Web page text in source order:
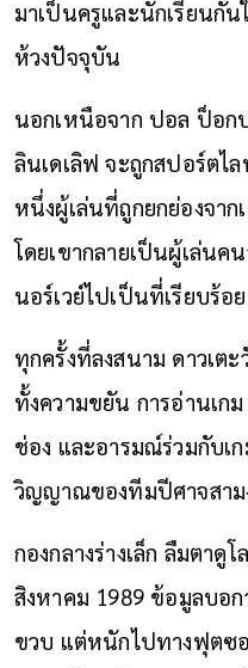
มาเป็นครูและนักเรียนกั
ห้วงปัจจุบัน
นอกเหนือจาก ปอล ป็อก
ลินเดเลิฟ จะถูกสปอร์ตไ
หนึ่งผู้เล่นที่ถูกยกย่องจาก
โดยเขากลายเป็นผู้เล่น
นอร์เวย์ไปเป็นที่เรียบร้อย
ทุกครั้งที่ลงสนาม ดาวเต
ทั้งความขยัน การอ่านเก
ช่อง และอารมณ์ร่วมกับเ
วิญญาณของทีมปีศาจสาม
กองกลางร่างเล็ก ลืมตาดู
สิงหาคม 1989 ข้อมูลบอก
ขวบ แต่หนักไปทางฟุตซ